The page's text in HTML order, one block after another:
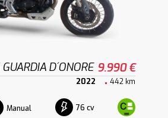
D´ONORE 9.990 €
2022 442 km
Manual 76 cv